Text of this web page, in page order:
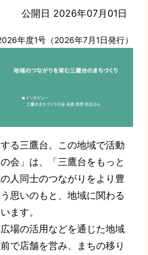
鷹のまちづくりについて
公開日 2026年07月01日
年度1号（2026年7月1日発行）
る三鷹台。この地域で活動
会」は、「三鷹台をもっと
人同士のつながりをより豊
思いのもと、地域に関わる
ます。
場の活用などを通じた地域
で店舗を営み、まちの移り